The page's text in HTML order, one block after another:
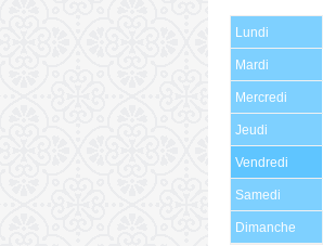
Lundi
Mardi
Mercredi
Jeudi
Vendredi
Samedi
Dimanche